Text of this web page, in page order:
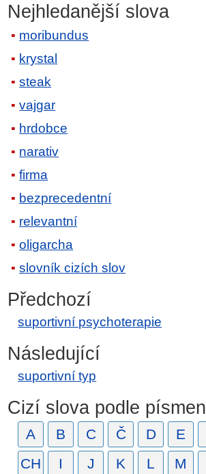
Nejhledanější slova
moribundus
krystal
steak
vajgar
hrdobce
narativ
firma
bezprecedentní
relevantní
oligarcha
slovník cizích slov
Předchozí
suportivní psychoterapie
Následující
suportivní typ
Cizí slova podle písmen
A B C Č D E
CH
I J K L M